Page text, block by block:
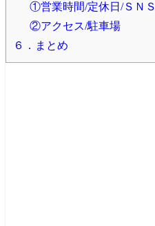
①営業時間/定休日/ＳＮＳ
②アクセス/駐車場
６．まとめ